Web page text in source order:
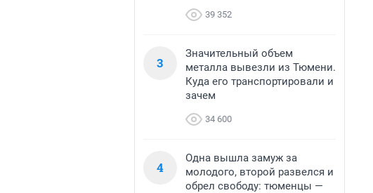
39 352
3
Значительный объем
металла вывезли из Тюмени.
Куда его транспортировали и
зачем
34 600
4
Одна вышла замуж за
молодого, второй развелся и
обрел свободу: тюменцы —